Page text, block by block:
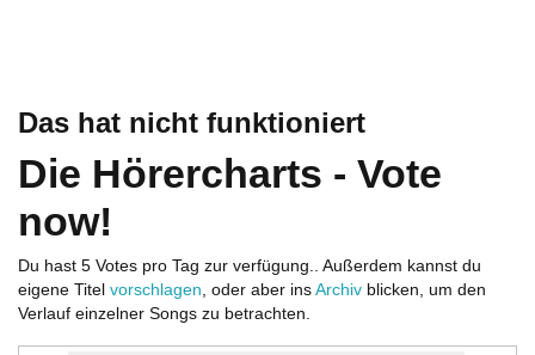
Das hat nicht funktioniert
Die Hörercharts - Vote
now!
Du hast 5 Votes pro Tag zur verfügung.. Außerdem kannst du
eigene Titel vorschlagen, oder aber ins Archiv blicken, um den
Verlauf einzelner Songs zu betrachten.